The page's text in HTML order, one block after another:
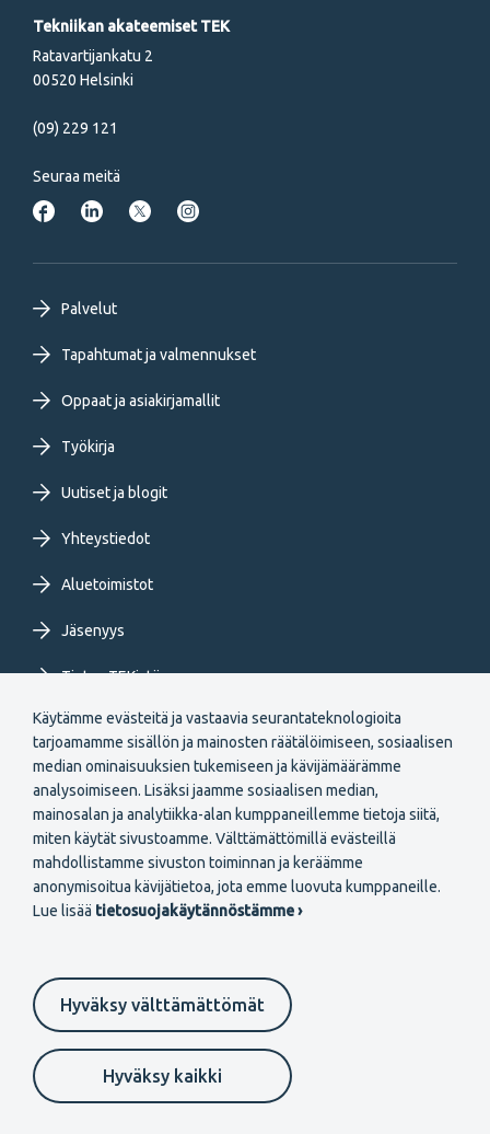
Käytämme evästeitä ja vastaavia seurantateknologioita
tarjoamamme sisällön ja mainosten räätälöimiseen, sosiaalisen
median ominaisuuksien tukemiseen ja kävijämäärämme
analysoimiseen. Lisäksi jaamme sosiaalisen median,
mainosalan ja analytiikka-alan kumppaneillemme tietoja siitä,
miten käytät sivustoamme. Välttämättömillä evästeillä
mahdollistamme sivuston toiminnan ja keräämme
anonymisoitua kävijätietoa, jota emme luovuta kumppaneille.
Lue lisää tietosuojakäytännöstämme ›
Hyväksy välttämättömät
Hyväksy kaikki
Tekniikan akateemiset TEK
Ratavartijankatu 2
00520 Helsinki
(09) 229 121
Seuraa meitä
Footer
primary
menu
FI
Palvelut
Tapahtumat ja valmennukset
Oppaat ja asiakirjamallit
Työkirja
Uutiset ja blogit
Yhteystiedot
Aluetoimistot
Jäsenyys
Tietoa TEKistä
Extranet
Secondary
FI
Liity jäseneksi
Footer
secondary
Evästeasetukset Tietosuojaselosteet
Ilmoituskanava
Suomeksi In English På svenska